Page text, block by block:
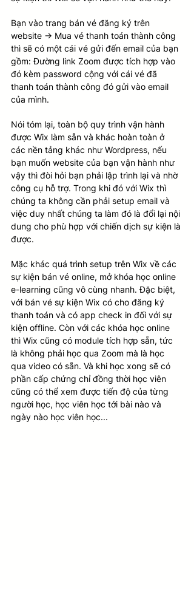
Bạn vào trang bán vé đăng ký trên
website -> Mua vé thanh toán thành công
thì sẽ có một cái vé gửi đến email của bạn
gồm: Đường link Zoom được tích hợp vào
đó kèm password cộng với cái vé đã
thanh toán thành công đó gửi vào email
của mình.
Nói tóm lại, toàn bộ quy trình vận hành
được Wix làm sẵn và khác hoàn toàn ở
các nền tảng khác như Wordpress, nếu
bạn muốn website của bạn vận hành như
vậy thì đòi hỏi bạn phải lập trình lại và nhờ
công cụ hỗ trợ. Trong khi đó với Wix thì
chúng ta không cần phải setup email và
việc duy nhất chúng ta làm đó là đổi lại nội
dung cho phù hợp với chiến dịch sự kiện là
được.
Mặc khác quá trình setup trên Wix về các
sự kiện bán vé online, mở khóa học online
e-learning cũng vô cùng nhanh. Đặc biệt,
với bán vé sự kiện Wix có cho đăng ký
thanh toán và có app check in đối với sự
kiện offline. Còn với các khóa học online
thì Wix cũng có module tích hợp sẵn, tức
là không phải học qua Zoom mà là học
qua video có sẵn. Và khi học xong sẽ có
phần cấp chứng chỉ đồng thời học viên
cũng có thể xem được tiến độ của từng
người học, học viên học tới bài nào và
ngày nào học viên học...